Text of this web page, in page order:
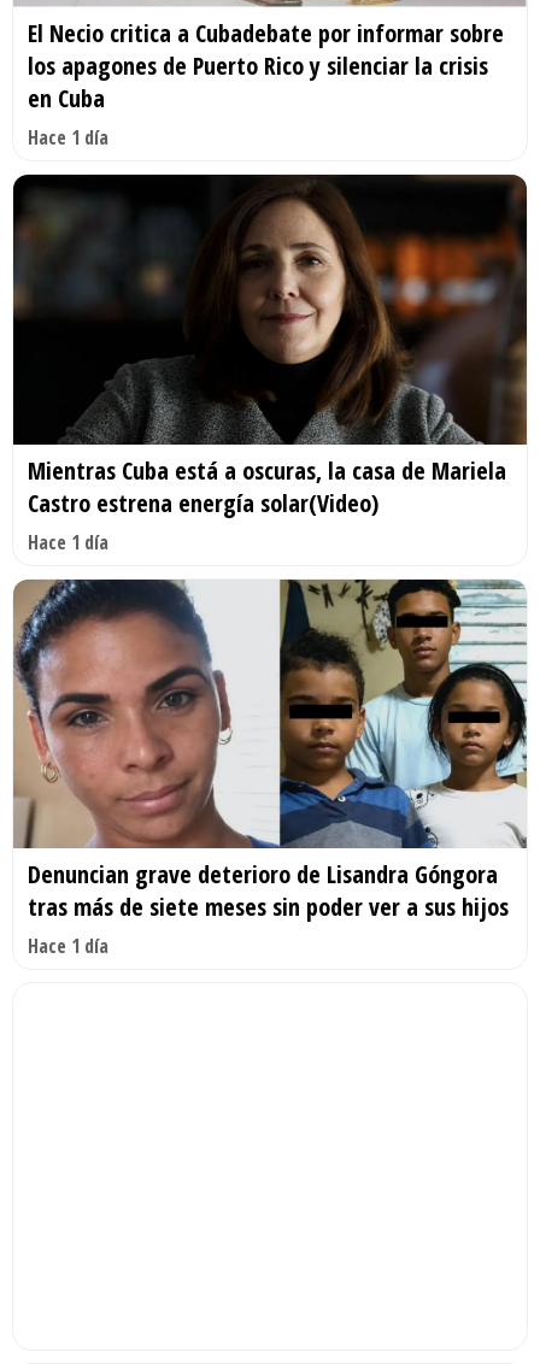
El Necio critica a Cubadebate por informar sobre
los apagones de Puerto Rico y silenciar la crisis
en Cuba
Hace 1 día
Mientras Cuba está a oscuras, la casa de Mariela
Castro estrena energía solar(Video)
Hace 1 día
Denuncian grave deterioro de Lisandra Góngora
tras más de siete meses sin poder ver a sus hijos
Hace 1 día